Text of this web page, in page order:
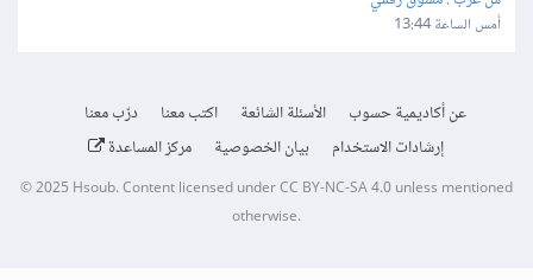
أمس الساعة 13:44
عن أكاديمية حسوب الأسئلة الشائعة اكتب معنا
درّب معنا
إرشادات الاستخدام
بيان الخصوصية مركز المساعدة
© 2025 Hsoub.Content licensed underCC BY-NC-SA 4.0unless mentioned
otherwise.